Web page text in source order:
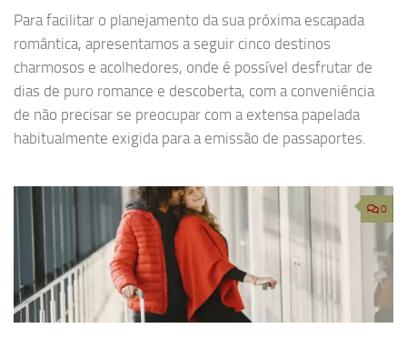
Para facilitar o planejamento da sua próxima escapada
romântica, apresentamos a seguir cinco destinos
charmosos e acolhedores, onde é possível desfrutar de
dias de puro romance e descoberta, com a conveniência
de não precisar se preocupar com a extensa papelada
habitualmente exigida para a emissão de passaportes.
0